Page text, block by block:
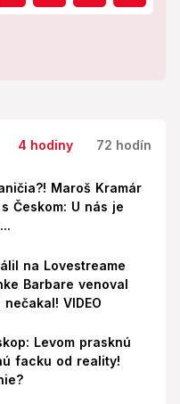
4 hodiny 72 hodín
Maroš Kramár
Českom: U nás je
na Lovestreame
Barbare venoval
VIDEO
Levom prasknú
facku od reality!